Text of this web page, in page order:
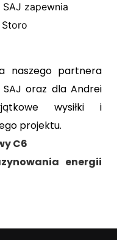
zapewnia
naszego partnera
oraz dla Andrei
wysiłki i
projektu.
C6
energii